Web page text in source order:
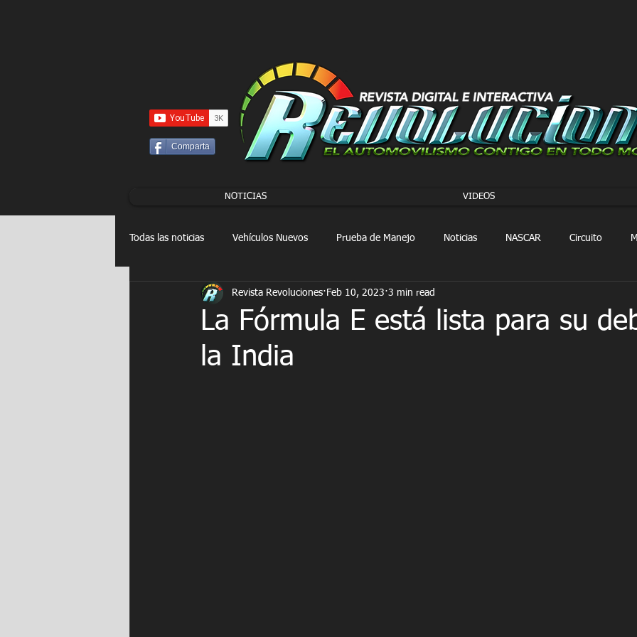
Comparta
NOTICIAS VIDEOS
Todas las noticias Vehículos Nuevos Prueba de Manejo Noticias NASCAR Circuito
Drag Racing FORMULA E FORMULA 1 Extreme E
La Fórmula E está lista para su
la India
Revista Revoluciones Feb 10, 2023 3 min read